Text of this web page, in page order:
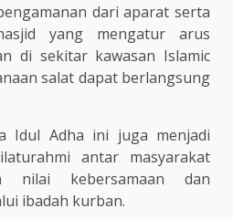
dari aparat serta
yang mengatur arus
di sekitar kawasan Islamic
salat dapat berlangsung
Idul Adha ini juga menjadi
antar masyarakat
nilai kebersamaan dan
ibadah kurban.